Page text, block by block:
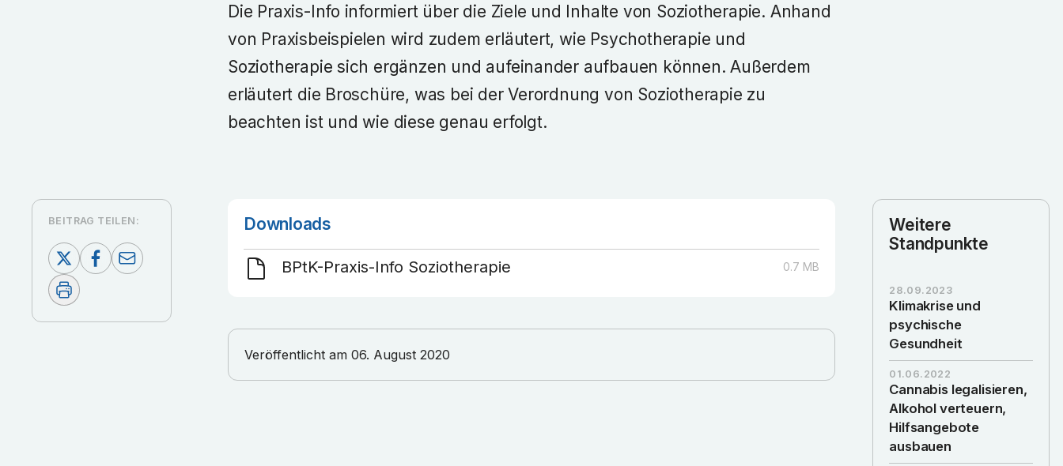
Die Praxis-Info informiert über die Ziele und Inhalte von Soziotherapie. Anhand
von Praxisbeispielen wird zudem erläutert, wie Psychotherapie und
Soziotherapie sich ergänzen und aufeinander aufbauen können. Außerdem
erläutert die Broschüre, was bei der Verordnung von Soziotherapie zu
beachten ist und wie diese genau erfolgt.
Downloads
BPtK-Praxis-Info Soziotherapie 0.7 MB
Veröffentlicht am 06. August 2020
BEITRAG TEILEN:
Weitere
Standpunkte
28.09.2023
Klimakrise und
psychische
Gesundheit
01.06.2022
Cannabis legalisieren,
Alkohol verteuern,
Hilfsangebote
ausbauen